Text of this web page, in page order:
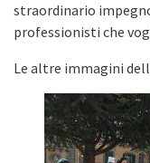
straordinario
professionisti che
Le altre immagini